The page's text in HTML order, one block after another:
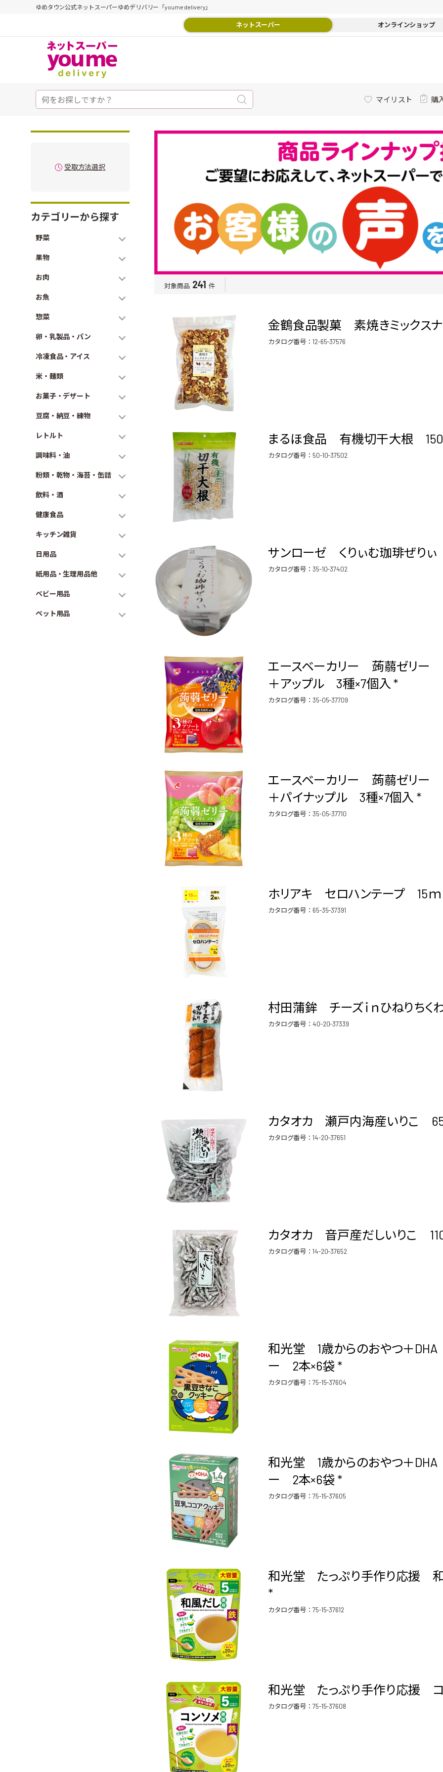
ゆめタウン公式ネットスーパーゆめデリバリー「youme delivery」
ネットスーパー オンラインショップ
マイリスト 購
受取方法選択
カテゴリーから探す
野菜
果物
お肉
お魚
惣菜
卵・乳製品・パン
冷凍食品・アイス
米・麺類
お菓子・デザート
豆腐・納豆・練物
レトルト
調味料・油
粉類・乾物・海苔・缶詰
飲料・酒
健康食品
キッチン雑貨
日用品
紙用品・生理用品他
ベビー用品
ペット用品
対象商品 241 件
金鶴食品製菓 素焼きミックス
カタログ番号：12-65-37576
まるほ食品 有機切干大根 150
カタログ番号： 50-10-37502
サンローゼ くりぃむ珈琲ぜり
カタログ番号：35-10-37402
エースベーカリー 蒟蒻ゼリー
＋アップル 3種×7個入 *
カタログ番号：35-05-37709
エースベーカリー 蒟蒻ゼリー
＋パイナップル 3種×7個入 *
カタログ番号：35-05-37710
ホリアキ セロハンテープ 15
カタログ番号： 65-35-37391
村田蒲鉾 チーズｉｎひねりち
カタログ番号： 40-20-37339
カタオカ 瀬戸内海産いりこ
カタログ番号：14-20-37651
カタオカ 音戸産だしいりこ
カタログ番号：14-20-37652
和光堂 1歳からのおやつ＋
ー 2本×6袋 *
カタログ番号：75-15-37604
和光堂 1歳からのおやつ＋
ー 2本×6袋 *
カタログ番号：75-15-37605
和光堂 たっぷり手作り応援
*
カタログ番号：75-15-37612
和光堂 たっぷり手作り応援
カタログ番号：75-15-37608